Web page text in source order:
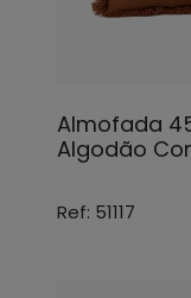
Almofada
Algodão
Ref: 51117